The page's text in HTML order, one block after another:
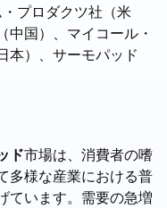
プロダクツ社（米
中国）、マイコール・
本）、サーモパッド
ド市場は、消費者の嗜
多様な産業における普
ています。需要の急増